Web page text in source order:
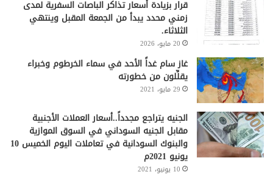
قرار بزيادة أسعار تذاكر الباصات السفرية لمدى
زمني محدد يبدأ من الجمعة المقبل وينتهي
الثلاثاء.
20 مايو، 2026
غاز سام غداً الأحد في سماء الخرطوم وخبراء
يقلِّلون من خطورته
29 مايو، 2021
الجنيه يتراجع مجدداً..أسعار العملات الأجنبية
مقابل الجنيه السوداني في السوق الموازية
والبنوك السودانية في تعاملات اليوم الخميس 10
يونيو 2021م
10 يونيو، 2021